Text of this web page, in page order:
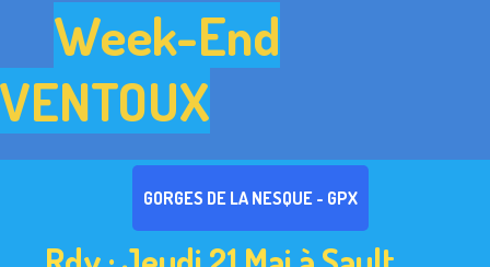
Week-End
GORGES DE LA NESQUE - GPX